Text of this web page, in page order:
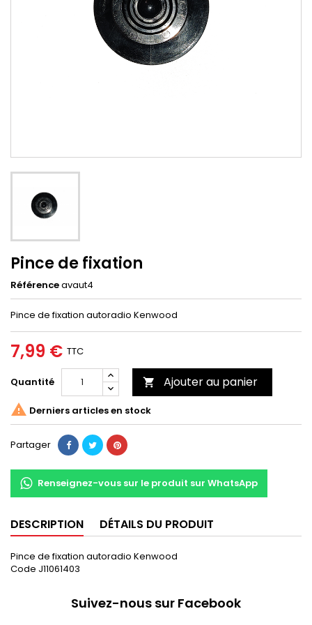
Pince de fixation
Référenceavaut4
Pince de fixation autoradio Kenwood
7,99 € TTC
Quantité  Ajouter au panier
 Derniers articles en stock
Partager
Renseignez-vous sur le produit sur WhatsApp
DESCRIPTION DÉTAILS DU PRODUIT
Pince de fixation autoradio Kenwood
Code J11061403
Suivez-nous sur Facebook